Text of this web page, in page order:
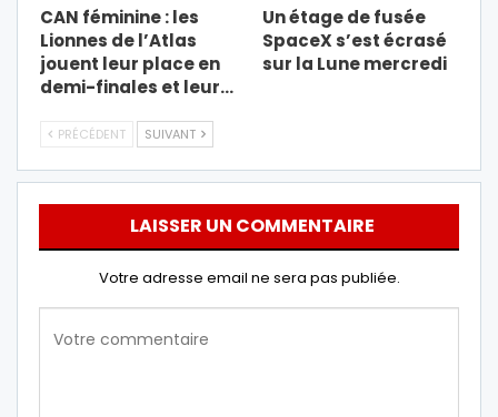
CAN féminine : les
Lionnes de l’Atlas
jouent leur place en
demi-finales et leur…
Un étage de fusée
SpaceX s’est écrasé
sur la Lune mercredi
PRÉCÉDENT SUIVANT
LAISSER UN COMMENTAIRE
Votre adresse email ne sera pas publiée.